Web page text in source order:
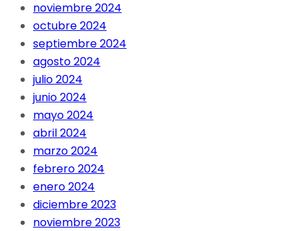
noviembre 2024
octubre 2024
septiembre 2024
agosto 2024
julio 2024
junio 2024
mayo 2024
abril 2024
marzo 2024
febrero 2024
enero 2024
diciembre 2023
noviembre 2023